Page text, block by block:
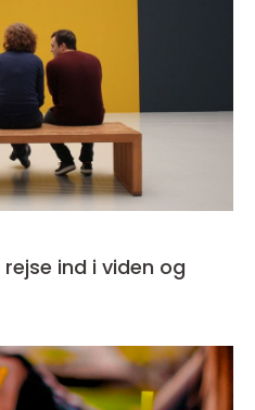
rejse ind i viden og